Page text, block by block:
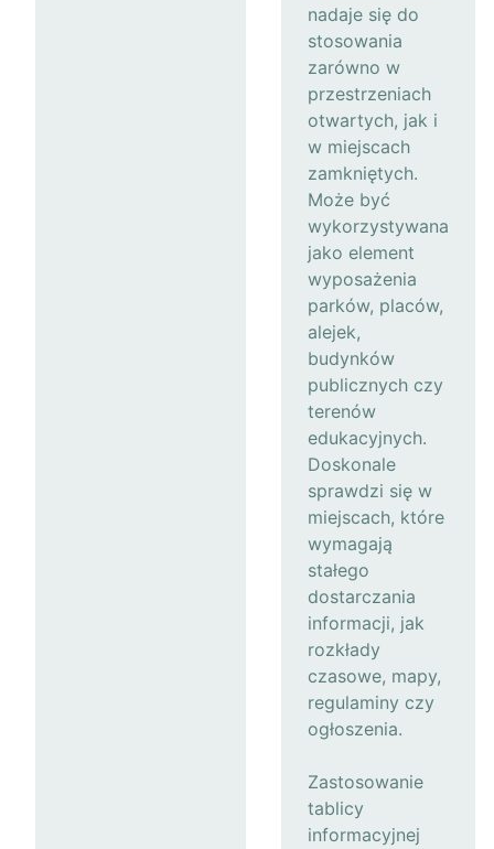
nadaje się do
stosowania
zarówno w
przestrzeniach
otwartych, jak i
w miejscach
zamkniętych.
Może być
wykorzystywana
jako element
wyposażenia
parków, placów,
alejek,
budynków
publicznych czy
terenów
edukacyjnych.
Doskonale
sprawdzi się w
miejscach, które
wymagają
stałego
dostarczania
informacji, jak
rozkłady
czasowe, mapy,
regulaminy czy
ogłoszenia.
Zastosowanie
tablicy
informacyjnej